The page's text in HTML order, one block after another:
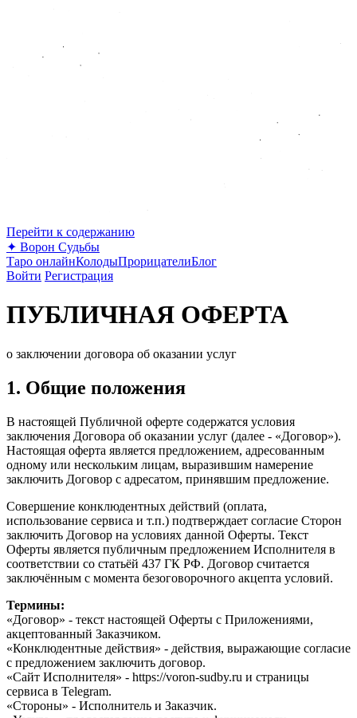
Перейти к содержанию
✦ Ворон Судьбы
Таро онлайнКолодыПрорицателиБлог
Войти Регистрация
ПУБЛИЧНАЯ ОФЕРТА
о заключении договора об оказании услуг
1. Общие положения
В настоящей Публичной оферте содержатся условия
заключения Договора об оказании услуг (далее - «Договор»).
Настоящая оферта является предложением, адресованным
одному или нескольким лицам, выразившим намерение
заключить Договор с адресатом, принявшим предложение.
Совершение конклюдентных действий (оплата,
использование сервиса и т.п.) подтверждает согласие Сторон
заключить Договор на условиях данной Оферты. Текст
Оферты является публичным предложением Исполнителя в
соответствии со статьёй 437 ГК РФ. Договор считается
заключённым с момента безоговорочного акцепта условий.
Термины:
«Договор» - текст настоящей Оферты с Приложениями,
акцептованный Заказчиком.
«Конклюдентные действия» - действия, выражающие согласие
с предложением заключить договор.
«Сайт Исполнителя» - https://voron-sudby.ru и страницы
сервиса в Telegram.
«Стороны» - Исполнитель и Заказчик.